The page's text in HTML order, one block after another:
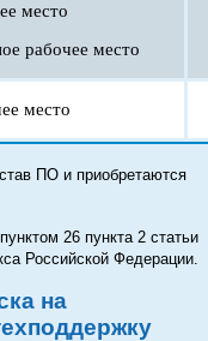
место
рабочее место
место
ПО и приобретаются
26 пункта 2 статьи
Российской Федерации.
на